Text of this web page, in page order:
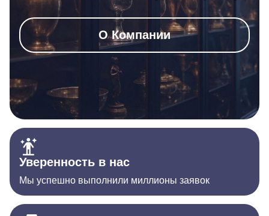
О Компании
Уверенность в нас
Мы успешно выполнили миллионы заявок